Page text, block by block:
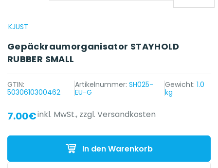
KJUST
Gepäckraumorganisator STAYHOLD
RUBBER SMALL
GTIN:
5030610300462
Artikelnummer:SH025-
EU-G
Gewicht: 1.0
kg
{{ name }} auf {{ platform }}
7.00€inkl. MwSt., zzgl. Versandkosten
In den Warenkorb